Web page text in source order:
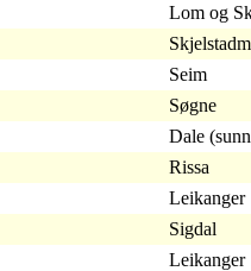
Lom og
Seim
Søgne
Dale
Rissa
Leikanger
Sigdal
Leikanger